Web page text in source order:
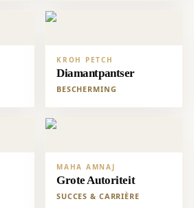
KROH PETCH
Diamantpantser
BESCHERMING
MAHA AMNAJ
Grote Autoriteit
SUCCES & CARRIÈRE